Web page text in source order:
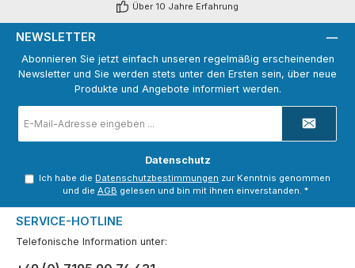
Über 10 Jahre Erfahrung
NEWSLETTER
Abonnieren Sie jetzt einfach unseren regelmäßig erscheinenden
Newsletter und Sie werden stets unter den Ersten sein, über neue
Produkte und Angebote informiert werden.
Mail-
Adresse
Datenschutz
Ich habe die Datenschutzbestimmungen zur Kenntnis genommen
und die AGB gelesen und bin mit ihnen einverstanden. *
SERVICE-HOTLINE
Telefonische Information unter: